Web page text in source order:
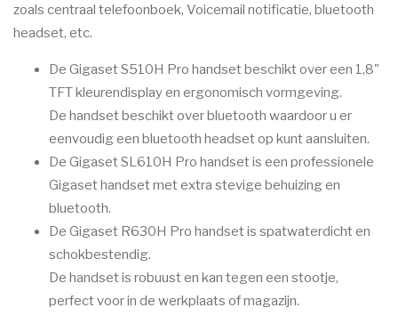
zoals centraal telefoonboek, Voicemail notificatie, bluetooth
headset, etc.
De Gigaset S510H Pro handset beschikt over een 1,8"
TFT kleurendisplay en ergonomisch vormgeving.
De handset beschikt over bluetooth waardoor u er
eenvoudig een bluetooth headset op kunt aansluiten.
De Gigaset SL610H Pro handset is een professionele
Gigaset handset met extra stevige behuizing en
bluetooth.
De Gigaset R630H Pro handset is spatwaterdicht en
schokbestendig.
De handset is robuust en kan tegen een stootje,
perfect voor in de werkplaats of magazijn.